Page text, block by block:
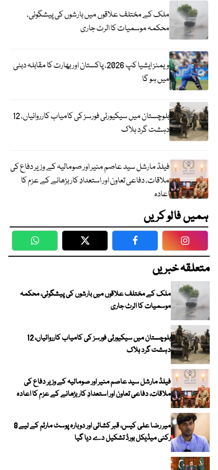
ملک کے مختلف علاقوں میں بارشوں کی پیشگوئی،
محکمہ موسمیات کا الرٹ جاری
ویمنز ایشیا کپ 2026، پاکستان اور بھارت کا مقابلہ دبئی
میں ہو گا
بلوچستان میں سیکیورٹی فورسز کی کامیاب کارروائیاں، 12
دہشت گرد ہلاک
فیلڈ مارشل سید عاصم منیر اور صومالیہ کے وزیر دفاع کی
ملاقات، دفاعی تعاون اور استعدادِ کار بڑھانے کے عزم کا
اعادہ
ہمیں فالو کریں
WhatsApp Twitter Facebook
متعلقہ خبریں
ملک کے مختلف علاقوں میں بارشوں کی پیشگوئی، محکمہ
موسمیات کا الرٹ جاری
بلوچستان میں سیکیورٹی فورسز کی کامیاب کارروائیاں، 12
دہشت گرد ہلاک
فیلڈ مارشل سید عاصم منیر اور صومالیہ کے وزیر دفاع کی
ملاقات، دفاعی تعاون اور استعدادِ کار بڑھانے کے عزم کا اعادہ
میر رضا علی کیس، قبر کشائی اور دوبارہ پوسٹ مارٹم کے لیے 8
رکنی میڈیکل بورڈ تشکیل دے دیا گیا